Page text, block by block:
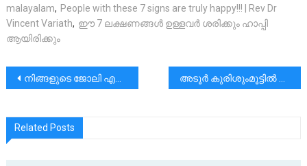
malayalam, People with these 7 signs are truly happy!!! | Rev Dr
Vincent Variath, ഈ 7 ലക്ഷണങ്ങൾ ഉള്ളവർ ശരിക്കും ഹാപ്പി
ആയിരിക്കും
പോസ്റ്റുകളിലൂടെ
നിങ്ങളുടെ ജോലി എക്സലന്റ് ആക്കുന്നത് എങ്ങനെ? | Fr Vincent Variath
Related Posts